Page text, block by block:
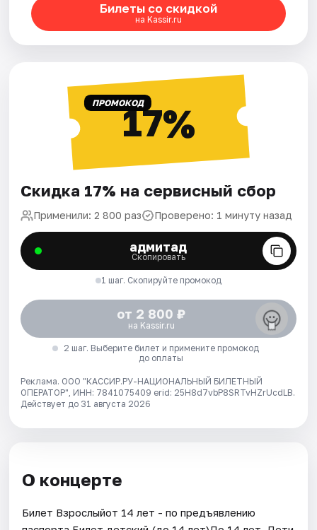
Билеты со скидкой
на Kassir.ru
ПРОМОКОД17%
Скидка 17% на сервисный сбор
Применили: 2 800 раз Проверено: 1 минуту назад
адмитад
Скопировать
1 шаг. Скопируйте промокод
от 2 800 ₽
на Kassir.ru
2 шаг. Выберите билет и примените промокод
до оплаты
Реклама. ООО "КАССИР.РУ-НАЦИОНАЛЬНЫЙ БИЛЕТНЫЙ
ОПЕРАТОР", ИНН: 7841075409 erid: 25H8d7vbP8SRTvHZrUcdLB.
Действует до 31 августа 2026
О концерте
Билет Взрослыйот 14 лет - по предъявлению